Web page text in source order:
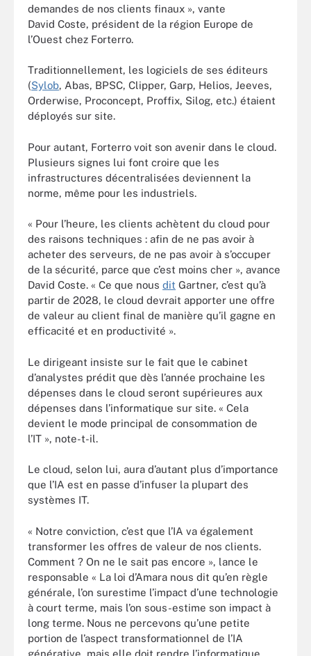
demandes de nos clients finaux », vante
David Coste, président de la région Europe de
l’Ouest chez Forterro.
Traditionnellement, les logiciels de ses éditeurs
(Sylob, Abas, BPSC, Clipper, Garp, Helios, Jeeves,
Orderwise, Proconcept, Proffix, Silog, etc.) étaient
déployés sur site.
Pour autant, Forterro voit son avenir dans le cloud.
Plusieurs signes lui font croire que les
infrastructures décentralisées deviennent la
norme, même pour les industriels.
« Pour l’heure, les clients achètent du cloud pour
des raisons techniques : afin de ne pas avoir à
acheter des serveurs, de ne pas avoir à s’occuper
de la sécurité, parce que c’est moins cher », avance
David Coste. « Ce que nous dit Gartner, c’est qu’à
partir de 2028, le cloud devrait apporter une offre
de valeur au client final de manière qu’il gagne en
efficacité et en productivité ».
Le dirigeant insiste sur le fait que le cabinet
d’analystes prédit que dès l’année prochaine les
dépenses dans le cloud seront supérieures aux
dépenses dans l’informatique sur site. « Cela
devient le mode principal de consommation de
l’IT », note-t-il.
Le cloud, selon lui, aura d’autant plus d’importance
que l’IA est en passe d’infuser la plupart des
systèmes IT.
« Notre conviction, c’est que l’IA va également
transformer les offres de valeur de nos clients.
Comment ? On ne le sait pas encore », lance le
responsable « La loi d’Amara nous dit qu’en règle
générale, l’on surestime l’impact d’une technologie
à court terme, mais l’on sous-estime son impact à
long terme. Nous ne percevons qu’une petite
portion de l’aspect transformationnel de l’IA
générative, mais elle doit rendre l’informatique